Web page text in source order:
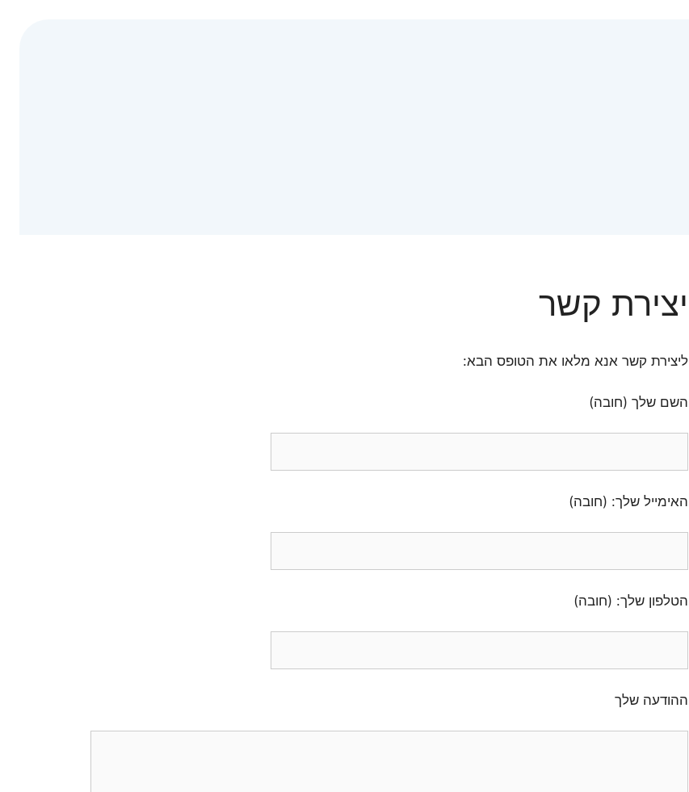
יצירת קשר
ליצירת קשר אנא מלאו את הטופס הבא:
השם שלך (חובה)
האימייל שלך: (חובה)
הטלפון שלך: (חובה)
ההודעה שלך